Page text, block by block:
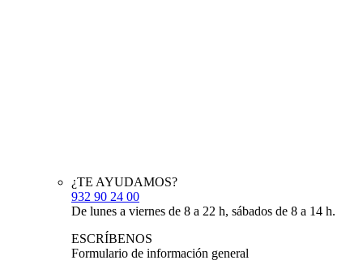
¿TE AYUDAMOS?
932 90 24 00
De lunes a viernes de 8 a 22 h, sábados de 8 a 14 h.
ESCRÍBENOS
Formulario de información general